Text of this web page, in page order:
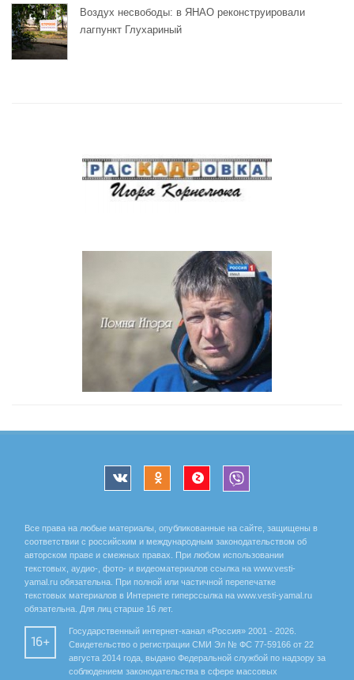
Воздух несвободы: в ЯНАО реконструировали
лагпункт Глухариный
Все права на любые материалы, опубликованные на сайте, защищены в
соответствии с российским и международным законодательством об
авторском праве и смежных правах. При любом использовании
текстовых, аудио-, фото- и видеоматериалов ссылка на www.vesti-
yamal.ru обязательна. При полной или частичной перепечатке
текстовых материалов в Интернете гиперссылка на www.vesti-yamal.ru
обязательна. Для лиц старше 16 лет.
16+
Государственный интернет-канал «Россия» 2001 - 2026.
Свидетельство о регистрации СМИ Эл № ФС 77-59166 от 22
августа 2014 года, выдано Федеральной службой по надзору за
соблюдением законодательства в сфере массовых